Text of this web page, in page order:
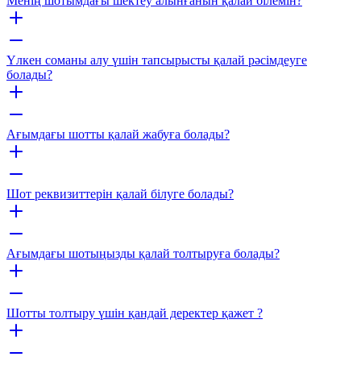
Үлкен соманы алу үшін тапсырысты қалай рәсімдеуге
болады?
Ағымдағы шотты қалай жабуға болады?
Шот реквизиттерін қалай білуге болады?
Ағымдағы шотыңызды қалай толтыруға болады?
Шотты толтыру үшін қандай деректер қажет ?